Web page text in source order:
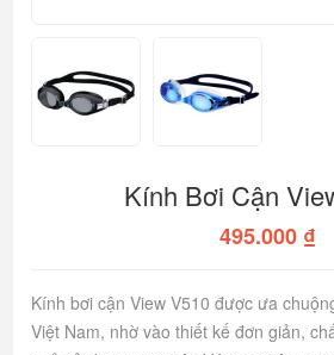
Kính Bơi Cận
495.000 ₫
Kính bơi cận View V510 được ưa
Việt Nam, nhờ vào thiết kế đơn giản,